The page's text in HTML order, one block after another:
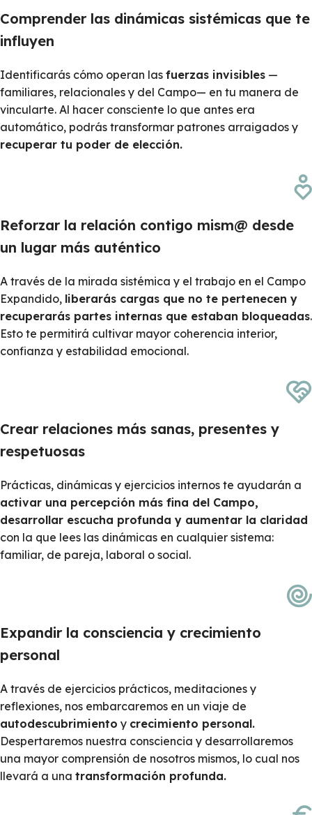
Comprender las dinámicas sistémicas que te
influyen
Identificarás cómo operan las fuerzas invisibles —
familiares, relacionales y del Campo— en tu manera de
vincularte. Al hacer consciente lo que antes era
automático, podrás transformar patrones arraigados y
recuperar tu poder de elección.
Reforzar la relación contigo mism@ desde
un lugar más auténtico
A través de la mirada sistémica y el trabajo en el Campo
Expandido, liberarás cargas que no te pertenecen y
recuperarás partes internas que estaban bloqueadas.
Esto te permitirá cultivar mayor coherencia interior,
confianza y estabilidad emocional.
Crear relaciones más sanas, presentes y
respetuosas
Prácticas, dinámicas y ejercicios internos te ayudarán a
activar una percepción más fina del Campo,
desarrollar escucha profunda y aumentar la claridad
con la que lees las dinámicas en cualquier sistema:
familiar, de pareja, laboral o social.
Expandir la consciencia y crecimiento
personal
A través de ejercicios prácticos, meditaciones y
reflexiones, nos embarcaremos en un viaje de
autodescubrimiento y crecimiento personal.
Despertaremos nuestra consciencia y desarrollaremos
una mayor comprensión de nosotros mismos, lo cual nos
llevará a una transformación profunda.